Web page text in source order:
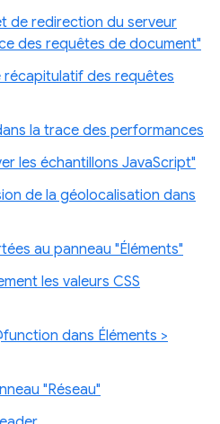
de redirection du serveur
des requêtes de document"
récapitulatif des requêtes
la trace des performances
les échantillons JavaScript"
de la géolocalisation dans
au panneau "Éléments"
les valeurs CSS
dans Éléments >
"Réseau"